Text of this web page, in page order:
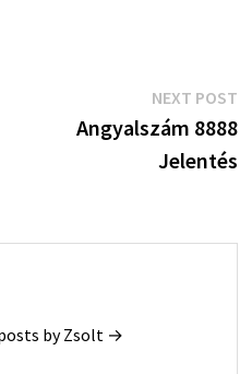
NEXT POST
Angyalszám 8888
Jelentés
by Zsolt →